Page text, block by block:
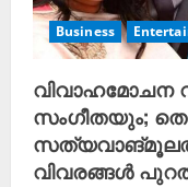
Business
വിവാഹമോചന
സംഗീതയും;
വിവരങ്ങൾ